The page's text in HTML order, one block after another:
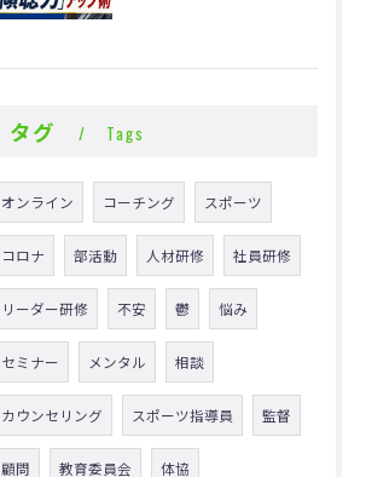
タグ Tags
オンライン コーチング スポーツ
コロナ 部活動 人材研修 社員研修
リーダー研修 不安 鬱 悩み
セミナー メンタル 相談
カウンセリング スポーツ指導員 監督
顧問 教育委員会 体協